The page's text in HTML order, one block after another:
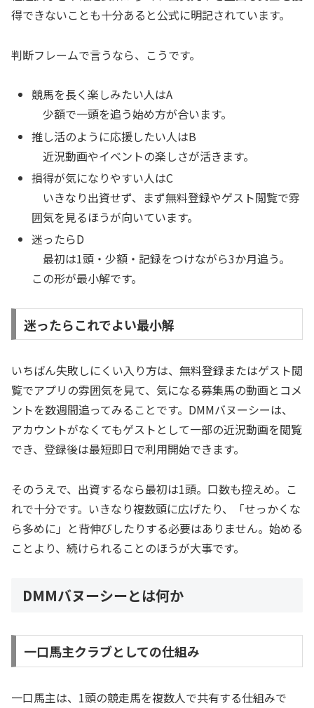
得できないことも十分あると公式に明記されています。
判断フレームで言うなら、こうです。
競馬を長く楽しみたい人はA
少額で一頭を追う始め方が合います。
推し活のように応援したい人はB
近況動画やイベントの楽しさが活きます。
損得が気になりやすい人はC
いきなり出資せず、まず無料登録やゲスト閲覧で雰
囲気を見るほうが向いています。
迷ったらD
最初は1頭・少額・記録をつけながら3か月追う。
この形が最小解です。
迷ったらこれでよい最小解
いちばん失敗しにくい入り方は、無料登録またはゲスト閲
覧でアプリの雰囲気を見て、気になる募集馬の動画とコメ
ントを数週間追ってみることです。DMMバヌーシーは、
アカウントがなくてもゲストとして一部の近況動画を閲覧
でき、登録後は最短即日で利用開始できます。
そのうえで、出資するなら最初は1頭。口数も控えめ。こ
れで十分です。いきなり複数頭に広げたり、「せっかくな
ら多めに」と背伸びしたりする必要はありません。始める
ことより、続けられることのほうが大事です。
DMMバヌーシーとは何か
一口馬主クラブとしての仕組み
一口馬主は、1頭の競走馬を複数人で共有する仕組みで